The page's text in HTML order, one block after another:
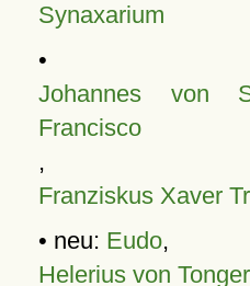
Synaxarium
•
Johannes von
Francisco
,
Franziskus Xaver
• neu: Eudo,
Helerius von